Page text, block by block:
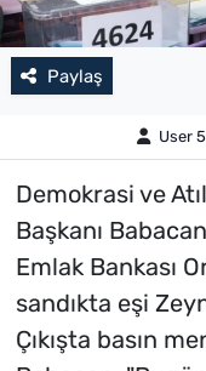
Paylaş
User
Demokrasi ve
Başkanı
Emlak Bankası
sandıkta eşi
Çıkışta basın